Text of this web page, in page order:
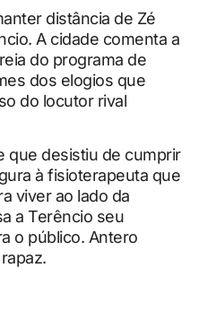
distância de Zé
A cidade comenta a
do programa de
dos elogios que
do locutor rival
que desistiu de cumprir
à fisioterapeuta que
viver ao lado da
a Terêncio seu
o público. Antero